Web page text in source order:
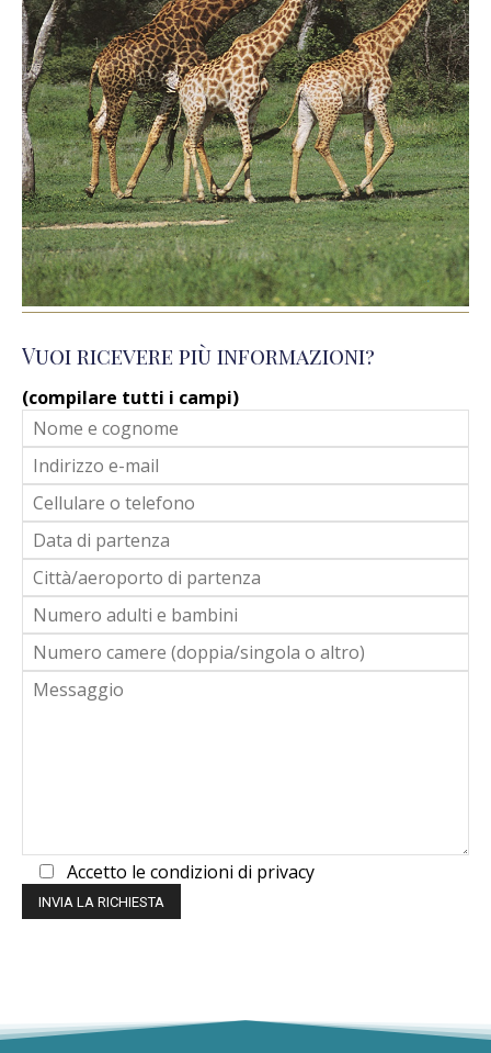
Vuoi ricevere più informazioni?
(compilare tutti i campi)
Accetto le condizioni di privacy